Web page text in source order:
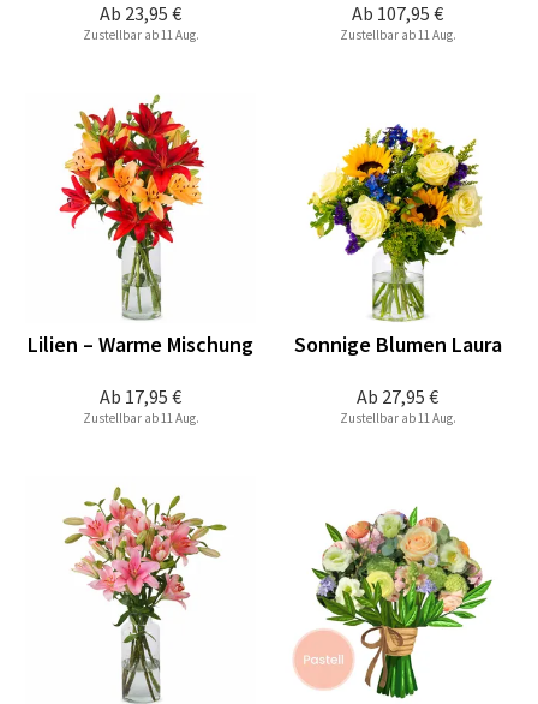
Ab 23,95 €
Zustellbar ab 11 Aug.
Ab 107,95 €
Zustellbar ab 11 Aug.
Ab 17,95 €
Lilien – Warme Mischung
Zustellbar ab 11 Aug.
Ab 27,95 €
Sonnige Blumen Laura
Zustellbar ab 11 Aug.